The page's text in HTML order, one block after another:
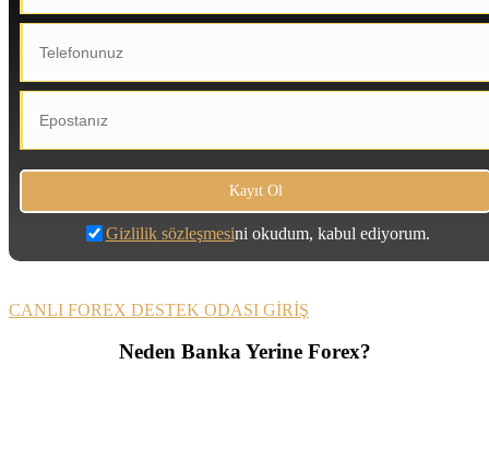
Gizlilik sözleşmesini okudum, kabul ediyorum.
CANLI FOREX DESTEK ODASI GİRİŞ
Neden Banka Yerine Forex?